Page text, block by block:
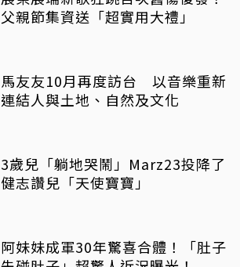
父親節集資送「超實用大禮」
馬友友10月再度訪台 以音樂重新
連結人與土地、自然及文化
3歲兒「躺地哭鬧」Marz23投降了
健志讚兒「天使寶寶」
阿妹妹成軍30年驚喜合體！「肚子